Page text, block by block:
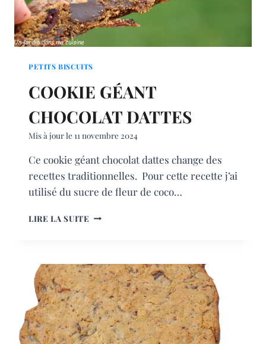
PETITS BISCUITS
COOKIE GÉANT
CHOCOLAT DATTES
Mis à jour le 11 novembre 2024
Ce cookie géant chocolat dattes change des
recettes traditionnelles. Pour cette recette j’ai
utilisé du sucre de fleur de coco…
LIRE LA SUITE COOKIE